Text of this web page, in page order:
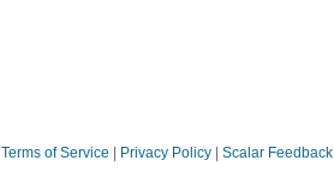
Terms of Service Privacy Policy Scalar Feedback